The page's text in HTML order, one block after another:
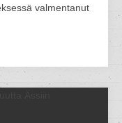
valmentanut